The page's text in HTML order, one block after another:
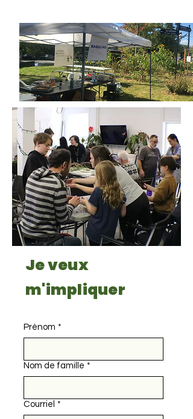
Je veux
m'impliquer
Prénom *
Nom de famille *
Courriel *